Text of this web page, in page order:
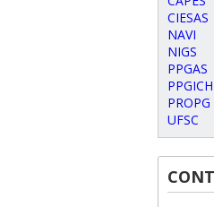
CIESAS
NAVI
NIGS
PPGAS
PPGICH
PROPG
UFSC